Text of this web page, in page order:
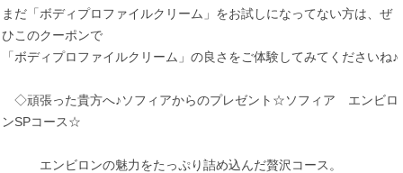
まだ「ボディプロファイルクリーム」をお試しになってない方は、ぜ
ひこのクーポンで
「ボディプロファイルクリーム」の良さをご体験してみてくださいね♪
◇頑張った貴方へ♪ソフィアからのプレゼント☆ソフィア エンビロ
ンSPコース☆
エンビロンの魅力をたっぷり詰め込んだ贅沢コース。